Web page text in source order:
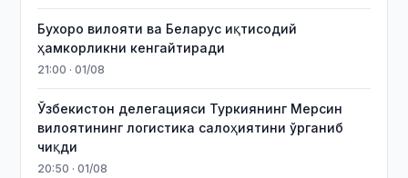
Бухоро вилояти ва Беларус иқтисодий
ҳамкорликни кенгайтиради
21:00 · 01/08
Ўзбекистон делегацияси Туркиянинг Мерсин
вилоятининг логистика салоҳиятини ўрганиб
чиқди
20:50 · 01/08